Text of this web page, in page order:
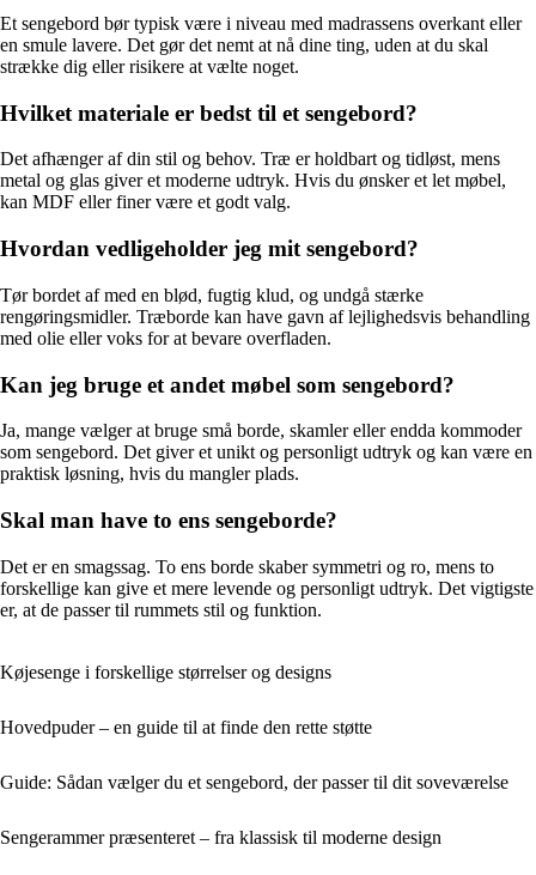
Et sengebord bør typisk være i niveau med madrassens overkant eller
en smule lavere. Det gør det nemt at nå dine ting, uden at du skal
strække dig eller risikere at vælte noget.
Hvilket materiale er bedst til et sengebord?
Det afhænger af din stil og behov. Træ er holdbart og tidløst, mens
metal og glas giver et moderne udtryk. Hvis du ønsker et let møbel,
kan MDF eller finer være et godt valg.
Hvordan vedligeholder jeg mit sengebord?
Tør bordet af med en blød, fugtig klud, og undgå stærke
rengøringsmidler. Træborde kan have gavn af lejlighedsvis behandling
med olie eller voks for at bevare overfladen.
Kan jeg bruge et andet møbel som sengebord?
Ja, mange vælger at bruge små borde, skamler eller endda kommoder
som sengebord. Det giver et unikt og personligt udtryk og kan være en
praktisk løsning, hvis du mangler plads.
Skal man have to ens sengeborde?
Det er en smagssag. To ens borde skaber symmetri og ro, mens to
forskellige kan give et mere levende og personligt udtryk. Det vigtigste
er, at de passer til rummets stil og funktion.
Køjesenge i forskellige størrelser og designs
Hovedpuder – en guide til at finde den rette støtte
Guide: Sådan vælger du et sengebord, der passer til dit soveværelse
Sengerammer præsenteret – fra klassisk til moderne design